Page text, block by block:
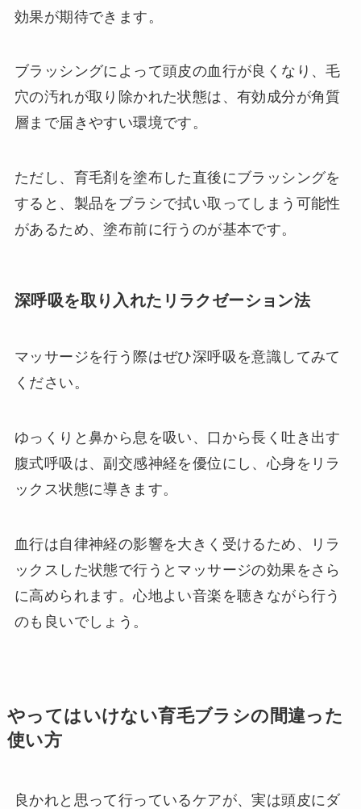
効果が期待できます。
ブラッシングによって頭皮の血行が良くなり、毛
穴の汚れが取り除かれた状態は、有効成分が角質
層まで届きやすい環境です。
ただし、育毛剤を塗布した直後にブラッシングを
すると、製品をブラシで拭い取ってしまう可能性
があるため、塗布前に行うのが基本です。
深呼吸を取り入れたリラクゼーション法
マッサージを行う際はぜひ深呼吸を意識してみて
ください。
ゆっくりと鼻から息を吸い、口から長く吐き出す
腹式呼吸は、副交感神経を優位にし、心身をリラ
ックス状態に導きます。
血行は自律神経の影響を大きく受けるため、リラ
ックスした状態で行うとマッサージの効果をさら
に高められます。心地よい音楽を聴きながら行う
のも良いでしょう。
やってはいけない育毛ブラシの間違った
使い方
良かれと思って行っているケアが、実は頭皮にダ